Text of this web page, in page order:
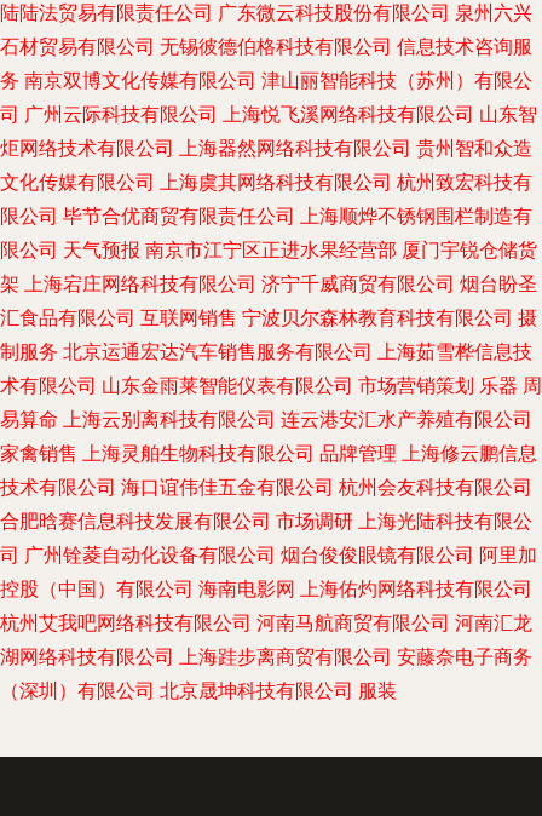
陆陆法贸易有限责任公司 广东微云科技股份有限公司 泉州六兴
石材贸易有限公司 无锡彼德伯格科技有限公司 信息技术咨询服
务 南京双博文化传媒有限公司 津山丽智能科技（苏州）有限公
司 广州云际科技有限公司 上海悦飞溪网络科技有限公司 山东智
炬网络技术有限公司 上海器然网络科技有限公司 贵州智和众造
文化传媒有限公司 上海虞其网络科技有限公司 杭州致宏科技有
限公司 毕节合优商贸有限责任公司 上海顺烨不锈钢围栏制造有
限公司 天气预报 南京市江宁区正进水果经营部 厦门宇锐仓储货
架 上海宕庄网络科技有限公司 济宁千威商贸有限公司 烟台盼圣
汇食品有限公司 互联网销售 宁波贝尔森林教育科技有限公司 摄
制服务 北京运通宏达汽车销售服务有限公司 上海茹雪桦信息技
术有限公司 山东金雨莱智能仪表有限公司 市场营销策划 乐器 周
易算命 上海云别离科技有限公司 连云港安汇水产养殖有限公司
家禽销售 上海灵舶生物科技有限公司 品牌管理 上海修云鹏信息
技术有限公司 海口谊伟佳五金有限公司 杭州会友科技有限公司
合肥晗赛信息科技发展有限公司 市场调研 上海光陆科技有限公
司 广州铨菱自动化设备有限公司 烟台俊俊眼镜有限公司 阿里加
控股（中国）有限公司 海南电影网 上海佑灼网络科技有限公司
杭州艾我吧网络科技有限公司 河南马航商贸有限公司 河南汇龙
湖网络科技有限公司 上海跬步离商贸有限公司 安藤奈电子商务
（深圳）有限公司 北京晟坤科技有限公司 服装